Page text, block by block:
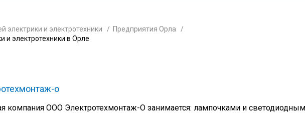
электрики и электротехники
Предприятия Орла
и электротехники в Орле
о
компания ООО Электротехмонтаж-О занимается: лампочками и